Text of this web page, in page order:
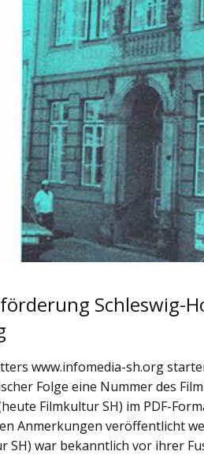
Schleswig-
www.infomedia-sh.org
Folge eine Nummer des
Filmkultur SH) im PDF-
Anmerkungen veröffentlicht
war bekanntlich vor ihrer